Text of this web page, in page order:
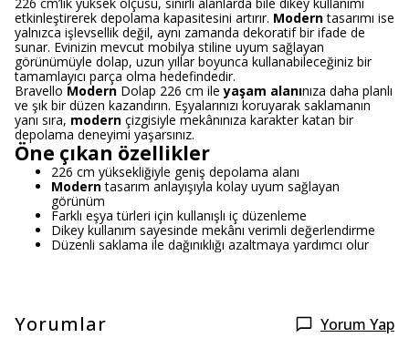
etkinleştirerek depolama kapasitesini artırır. Moderntasarımı ise
yalnızca işlevsellik değil, aynı zamanda dekoratif bir ifade de
sunar. Evinizin mevcut mobilya stiline uyum sağlayan
görünümüyle dolap, uzun yıllar boyunca kullanabileceğiniz bir
tamamlayıcı parça olma hedefindedir.
Bravello Modern Dolap 226 cm ileyaşam alanınıza daha planlı
ve şık bir düzen kazandırın. Eşyalarınızı koruyarak saklamanın
yanı sıra, modern çizgisiyle mekânınıza karakter katan bir
depolama deneyimi yaşarsınız.
Öne çıkan özellikler
226 cm yüksekliğiyle geniş depolama alanı
Moderntasarım anlayışıyla kolay uyum sağlayan
görünüm
Farklı eşya türleri için kullanışlı iç düzenleme
Dikey kullanım sayesinde mekânı verimli değerlendirme
Düzenli saklama ile dağınıklığı azaltmaya yardımcı olur
Yorumlar Yorum Yap